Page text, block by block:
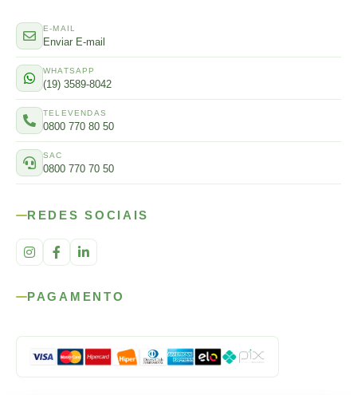
E-MAIL
Enviar E-mail
WHATSAPP
(19) 3589-8042
TELEVENDAS
0800 770 80 50
SAC
0800 770 70 50
REDES SOCIAIS
PAGAMENTO